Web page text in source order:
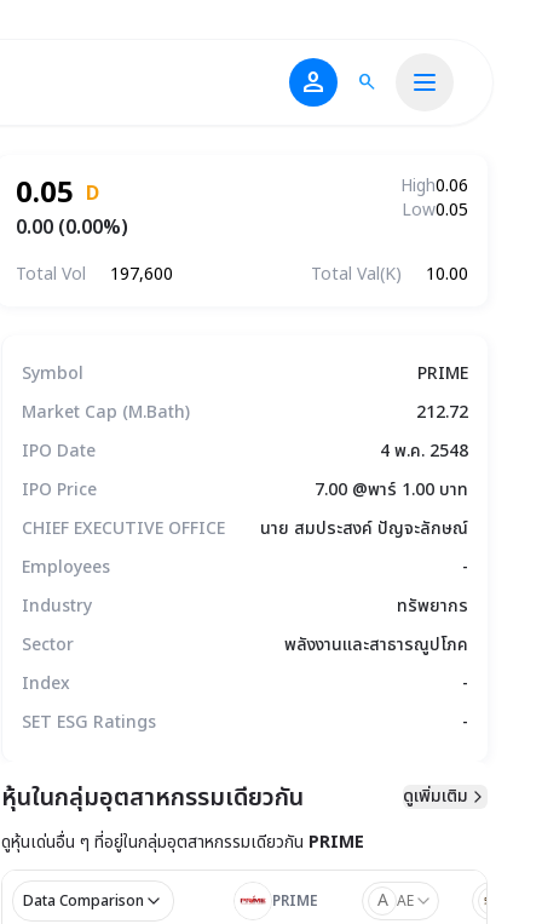
person search
0.05 D
0.00 (0.00%)
High0.06
Low0.05
Total Vol 197,600 Total Val(K) 10.00
ทางเทคนิค สิทธิประโยชน์ แบบรายงาน
Symbol
PRIME
Market Cap (M.Bath)
212.72
IPO Date
4 พ.ค. 2548
IPO Price
7.00 @พาร์ 1.00 บาท
CHIEF EXECUTIVE OFFICE
นาย สมประสงค์ ปัญจะลักษณ์
Employees
-
Industry
ทรัพยากร
Sector
พลังงานและสาธารณูปโภค
Index
-
SET ESG Ratings
-
หุ้นในกลุ่มอุตสาหกรรมเดียวกัน
ดูเพิ่มเติม
ดูหุ้นเด่นอื่น ๆ ที่อยู่ในกลุ่มอุตสาหกรรมเดียวกัน PRIME
Data Comparison PRIME A AE